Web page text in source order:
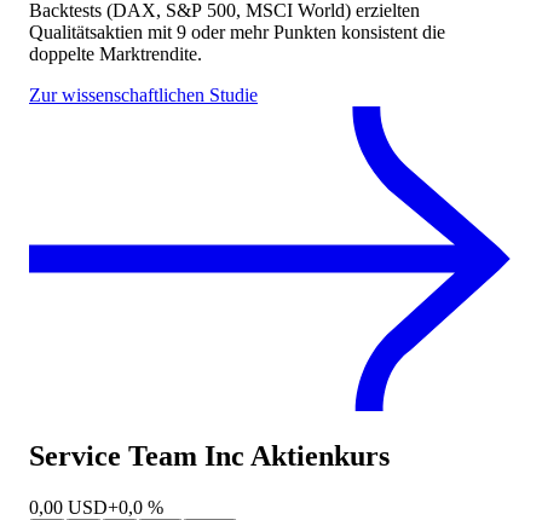
Backtests (DAX, S&P 500, MSCI World) erzielten
Qualitätsaktien mit 9 oder mehr Punkten konsistent die
doppelte Marktrendite.
Zur wissenschaftlichen Studie
Service Team Inc Aktienkurs
0,00 USD+0,0 %